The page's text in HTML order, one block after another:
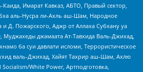
Имарат Кавказ, АБТО, Правый сектор,
аль-Нусра ли-Ахль аш-Шам, Народное
Д. Пожарского, Аджр от Аллаха Субхану уа
Муджахеды джамаата Ат-Тавхида Валь-Джихад,
ба суи давлати исломи, Террористическое
валь-Джихад, Хайят Тахрир аш-Шам, Ахлю
White Power, Артподготовка,